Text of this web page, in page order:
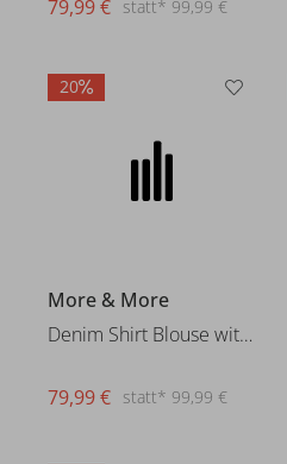
statt* 99,99 €
79,99 €
20
More & More
Denim Shirt Blouse with Lace D
statt* 99,99 €
79,99 €